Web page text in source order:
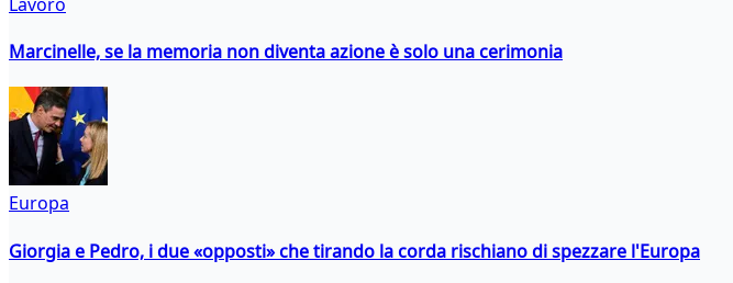
Marcinelle, se la memoria non diventa azione è solo una cerimonia
Europa
Giorgia e Pedro, i due «opposti» che tirando la corda rischiano di spezzare l'Europa